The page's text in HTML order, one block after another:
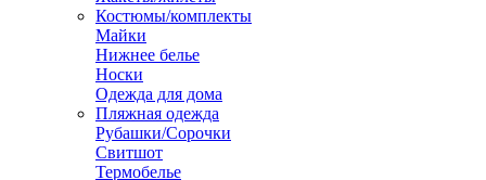
Костюмы/комплекты
Майки
Нижнее белье
Носки
Одежда для дома
Пляжная одежда
Рубашки/Сорочки
Свитшот
Термобелье